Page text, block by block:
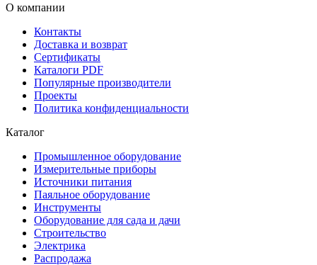
О компании
Контакты
Доставка и возврат
Сертификаты
Каталоги PDF
Популярные производители
Проекты
Политика конфиденциальности
Каталог
Промышленное оборудование
Измерительные приборы
Источники питания
Паяльное оборудование
Инструменты
Оборудование для сада и дачи
Строительство
Электрика
Распродажа